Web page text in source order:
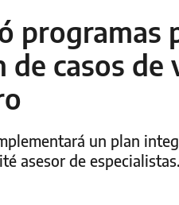
programas
casos de
un plan
asesor de especialistas.